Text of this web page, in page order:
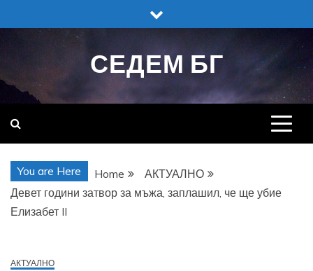
to
СЕДЕМ БГ
You are Here Home
АКТУАЛНО
Девет години затвор за мъжа, заплашил, че ще убие
Елизабет II
АКТУАЛНО